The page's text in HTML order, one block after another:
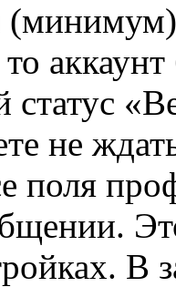
статус
не
поля
В